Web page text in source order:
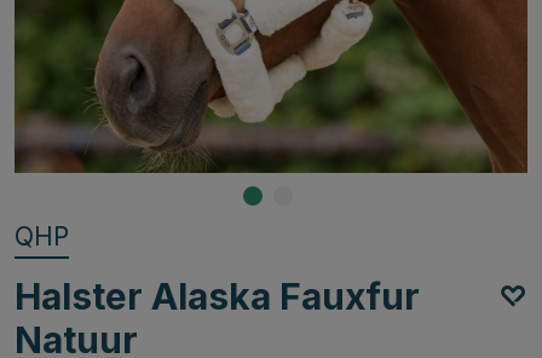
QHP
Halster Alaska Fauxfur
Natuur